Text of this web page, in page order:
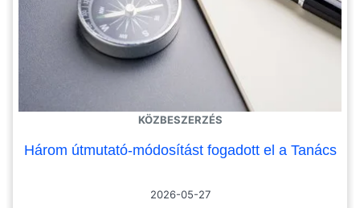
KÖZBESZERZÉS
Három útmutató-módosítást fogadott el a Tanács
2026-05-27